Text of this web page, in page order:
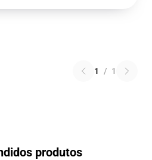
1 / 1
produtos